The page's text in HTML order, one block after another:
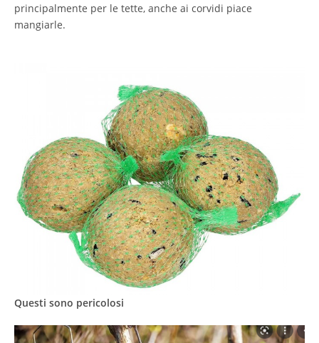
principalmente per le tette, anche ai corvidi piace
mangiarle.
Questi sono pericolosi